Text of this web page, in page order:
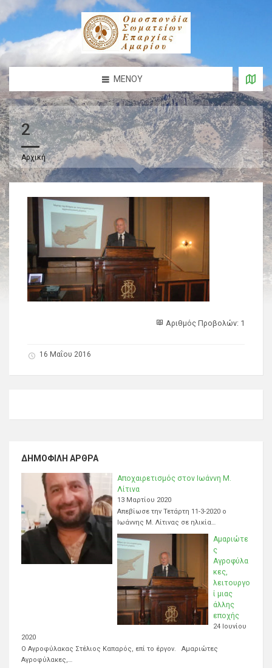
ΜΕΝΟΎ
2
Αρχική
Αριθμός Προβολών: 1
16 Μαΐου 2016
ΔΗΜΟΦΙΛΉ ΆΡΘΡΑ
Αποχαιρετισμός στον Ιωάννη Μ.
Λίτινα
13 Μαρτίου 2020
Απεβίωσε την Τετάρτη 11-3-2020 ο
Ιωάννης Μ. Λίτινας σε ηλικία…
Αμαριώτε
ς
Αγροφύλα
κες,
λειτουργο
ί μιας
άλλης
εποχής
24 Ιουνίου
2020
Ο Αγροφύλακας Στέλιος Καπαρός, επί το έργον. Αμαριώτες
Αγροφύλακες,…